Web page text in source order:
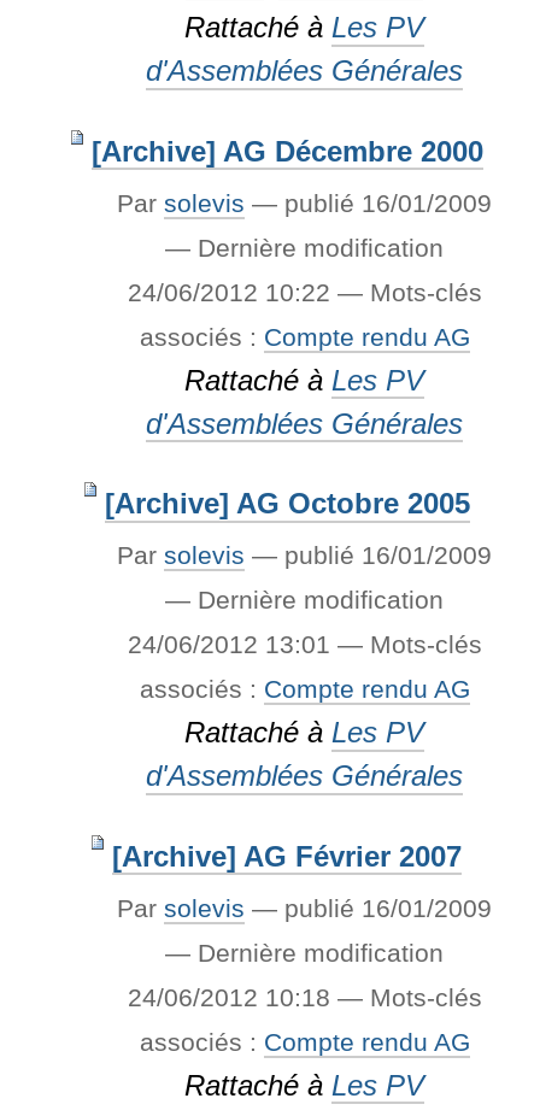
Rattaché à Les PV
d'Assemblées Générales
[Archive] AG Décembre 2000
Parsolevis — publié 16/01/2009
— Dernière modification
24/06/2012 10:22 — Mots-clés
associés : Compte rendu AG
Rattaché à Les PV
d'Assemblées Générales
[Archive] AG Octobre 2005
Parsolevis — publié 16/01/2009
— Dernière modification
24/06/2012 13:01 — Mots-clés
associés : Compte rendu AG
Rattaché à Les PV
d'Assemblées Générales
[Archive] AG Février 2007
Parsolevis — publié 16/01/2009
— Dernière modification
24/06/2012 10:18 — Mots-clés
associés : Compte rendu AG
Rattaché à Les PV